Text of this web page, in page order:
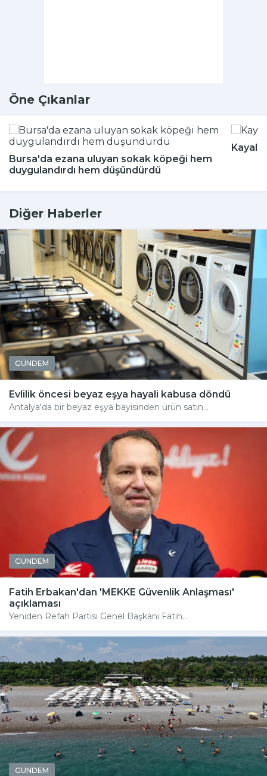
Öne Çıkanlar
Bursa'da ezana uluyan sokak köpeği hem
duygulandırdı hem düşündürdü
Diğer Haberler
GÜNDEM
Evlilik öncesi beyaz eşya hayali kabusa döndü
Antalya'da bir beyaz eşya bayisinden ürün satın...
GÜNDEM
Fatih Erbakan'dan 'MEKKE Güvenlik Anlaşması'
açıklaması
Yeniden Refah Partisi Genel Başkanı Fatih...
GÜNDEM